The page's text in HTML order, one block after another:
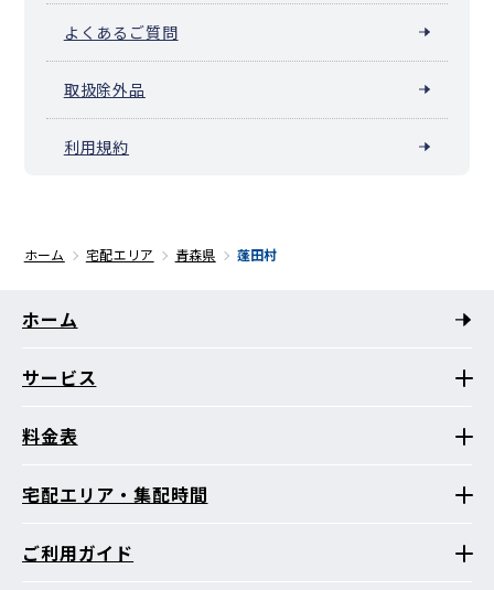
よくあるご質問
取扱除外品
利用規約
ホーム 宅配エリア 青森県 蓬田村
ホーム
サービス
料金表
宅配エリア・集配時間
ご利用ガイド